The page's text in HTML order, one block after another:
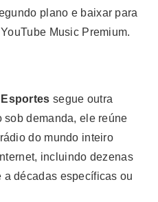
plano e baixar para
Music Premium.
segue outra
sob demanda, ele reúne
do mundo inteiro
incluindo dezenas
décadas específicas ou